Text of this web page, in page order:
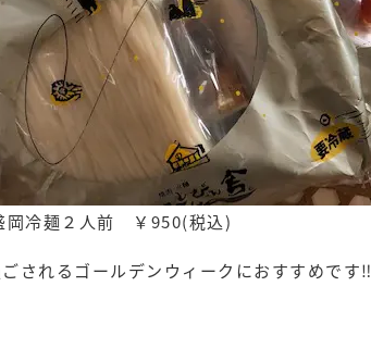
岡冷麺２人前 ￥950(税込)
されるゴールデンウィークにおすすめです‼